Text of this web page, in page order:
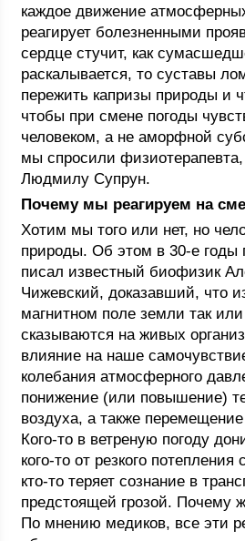
каждое движение
реагирует болезненными
сердце стучит, как
раскалывается, то суставы
пережить капризы природы и
чтобы при смене погоды
человеком, а не аморфной
мы спросили
Людмилу Супрун.
Почему мы реагируем на
Хотим мы того или нет, но
природы. Об этом в 30-е годы
писал известный биофизик
Чижевский, доказавший, что
магнитном поле земли так
сказываются на живых
влияние на наше
колебания атмосферного
понижение (или повышение)
воздуха, а также
Кого-то в ветреную погоду
кого-то от резкого потепления
кто-то теряет сознание в
предстоящей грозой. Почему
По мнению медиков, все эти